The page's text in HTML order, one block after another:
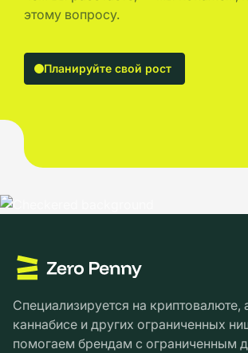
этому вопросу.
Планируйте свой рост
Специализируется на криптовалюте,
каннабисе и других ограниченных
помогаем брендам с ограниченным